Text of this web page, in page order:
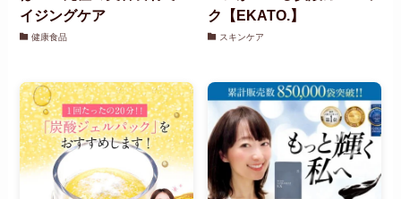
イジングケア
健康食品
ク【EKATO.】
スキンケア